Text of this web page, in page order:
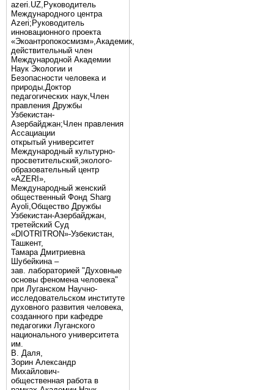
azeri.UZ,Руководитель
Международного центра
Аzeri;Руководитель
инновационного проекта
«Экоантропокосмизм»,Академик,
действительный член
Международной Академии
Наук Экологии и
Безопасности человека и
природы,Доктор
педагогических наук,Член
правления Дружбы
Узбекистан-
Азербайджан;Член правления
Ассациации
открытый университет
Международный культурно-
просветительский,эколого-
образовательный центр
«AZERI»,
Mеждународный женский
общественный Фонд Sharg
Аyoli,Общество Дружбы
Узбекистан-Азербайджан,
третейский Суд
«DIOTRITRON»-Узбекистан,
Ташкент,
Тамара Дмитриевна
Шубейкина –
зав. лабораторией "Духовные
основы феномена человека"
при Луганском Научно-
исследовательском институте
духовного развития человека,
созданного при кафедре
педагогики Луганского
национального университета
им.
В. Даля,
Зорин Александр
Михайлович-
общественная работа в